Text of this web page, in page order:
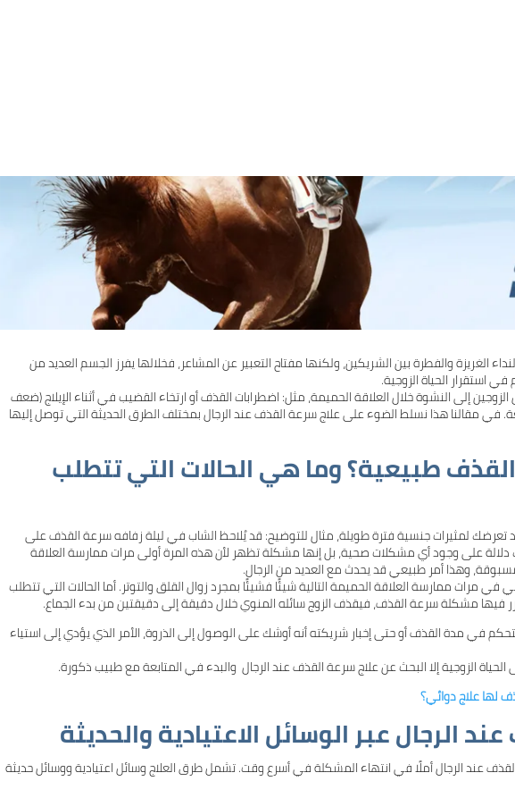
الغريزة والفطرة بين الشريكين، ولكنها مفتاح التعبير عن المشاعر، فخلالها يفرز الجسم العديد من
استقرار الحياة الزوجية.
إلى النشوة خلال العلاقة الحميمة، مثل: اضطرابات القذف أو ارتخاء القضيب في أثناء الإيلاج (ضعف
في مقالنا هذا نسلط الضوء على علاج سرعة القذف عند الرجال بمختلف الطرق الحديثة التي توصل إليها
طبيعية؟ وما هي الحالات التي تتطلب
لمثيرات جنسية فترة طويلة، مثال للتوضيح: قد يُلاحظ الشاب في ليلة زفافه سرعة القذف على
على وجود أي مشكلات صحية، بل إنها مشكلة تظهر لأن هذه المرة أولى مرات ممارسة العلاقة
وهذا أمر طبيعي قد يحدث مع العديد من الرجال.
في مرات ممارسة العلاقة الحميمة التالية شيئًا فشيئًا بمجرد زوال القلق والتوتر. أما الحالات التي تتطلب
فيها مشكلة سرعة القذف، فيقذف الزوج سائله المنوي خلال دقيقة إلى دقيقتين من بدء الجماع.
في مدة القذف أو حتى إخبار شريكته أنه أوشك على الوصول إلى الذروة، الأمر الذي يؤدي إلى استياء
الزوجية إلا البحث عن علاج سرعة القذف عند الرجال والبدء في المتابعة مع طبيب ذكورة.
لها علاج دوائي؟
الرجال عبر الوسائل الاعتيادية والحديثة
عند الرجال أملًا في انتهاء المشكلة في أسرع وقت. تشمل طرق العلاج وسائل اعتيادية ووسائل حديثة